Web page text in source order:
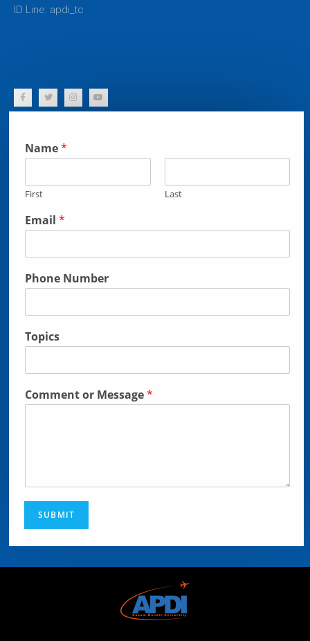
ID Line: apdi_tc
Name*
First Last
Email *
Phone Number
Topics
Comment or Message*
SUBMIT